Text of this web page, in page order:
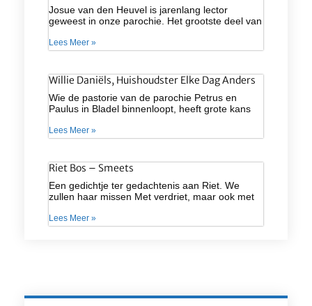
Josue van den Heuvel is jarenlang lector
geweest in onze parochie. Het grootste deel van
Lees Meer »
Willie Daniëls, Huishoudster Elke Dag Anders
Wie de pastorie van de parochie Petrus en
Paulus in Bladel binnenloopt, heeft grote kans
Lees Meer »
Riet Bos – Smeets
Een gedichtje ter gedachtenis aan Riet. We
zullen haar missen Met verdriet, maar ook met
Lees Meer »